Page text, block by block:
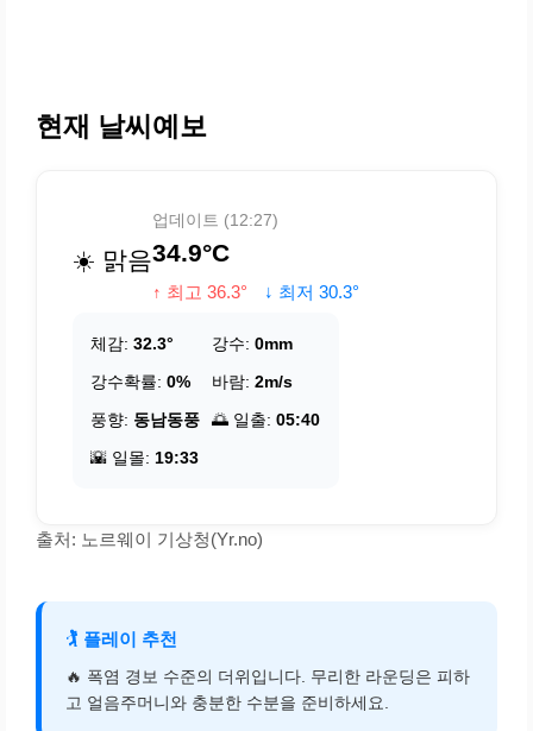
현재 날씨예보
☀️ 맑음
업데이트 (12:27)
34.9°C
↑ 최고 36.3° ↓ 최저 30.3°
체감: 32.3° 강수: 0mm
강수확률: 0% 바람: 2m/s
풍향: 동남동풍 🌅 일출: 05:40
🌇 일몰: 19:33
출처: 노르웨이 기상청(Yr.no)
🏌️ 플레이 추천
🔥 폭염 경보 수준의 더위입니다. 무리한 라운딩은 피하
고 얼음주머니와 충분한 수분을 준비하세요.